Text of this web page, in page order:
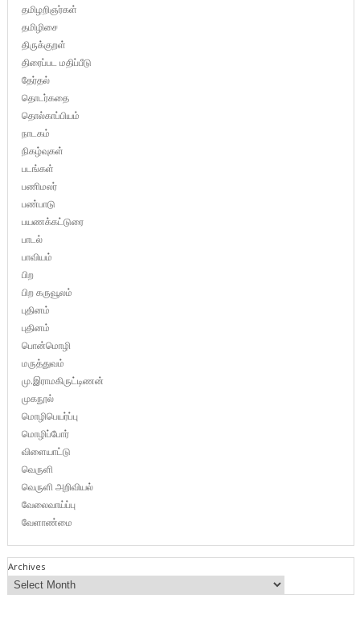
தமிழறிஞர்கள்
தமிழிசை
திருக்குறள்
திரைப்பட மதிப்பீடு
தேர்தல்
தொடர்கதை
தொல்காப்பியம்
நாடகம்
நிகழ்வுகள்
படங்கள்
பணிமலர்
பண்பாடு
பயணக்கட்டுரை
பாடல்
பாவியம்
பிற
பிற கருவூலம்
புதினம்
புதினம்
பொன்மொழி
மருத்துவம்
மு.இராமகிருட்டிணன்
முகநூல்
மொழிபெயர்ப்பு
மொழிப்போர்
விளையாட்டு
வெருளி
வெருளி அறிவியல்
வேலைவாய்ப்பு
வேளாண்மை
Archives